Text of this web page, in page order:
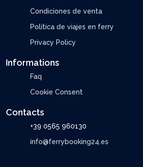
Condiciones de venta
Política de viajes en ferry
Privacy Policy
Informations
Faq
Cookie Consent
Contacts
+39 0565 960130
info@ferrybooking24.es